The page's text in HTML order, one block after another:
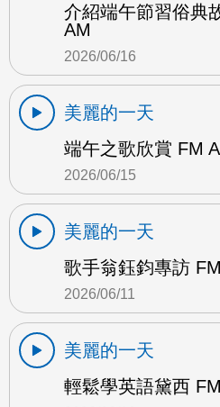
介紹端午節習俗典
AM
2026/06/16
美麗的一天
端午之歌欣賞 FM
2026/06/15
美麗的一天
歌手翁鈺鈞專訪
2026/06/11
美麗的一天
輕鬆學英語黛西